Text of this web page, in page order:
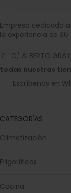
Empresa dedicada
la experiencia de 36
C/ ALBERTO
todas nuestras
Escríbenos en
CATEGORÍAS
Climatización
Frigoríficos
Cocina